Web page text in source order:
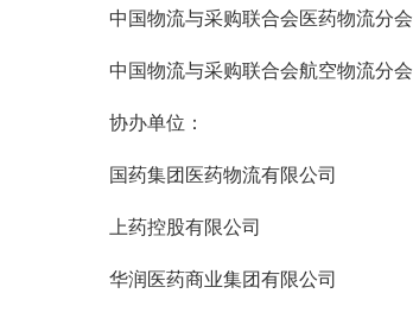
中国物流与采购联合会医药物流分会
中国物流与采购联合会航空物流分会
协办单位：
国药集团医药物流有限公司
上药控股有限公司
华润医药商业集团有限公司